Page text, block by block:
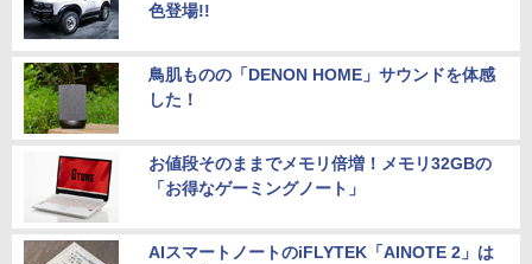
色登場!!
鳥肌ものの「DENON HOME」サウンドを体感
した！
お値段そのままでメモリ倍増！メモリ32GBの
「お得なゲーミングノート」
AIスマートノートのiFLYTEK「AINOTE 2」は